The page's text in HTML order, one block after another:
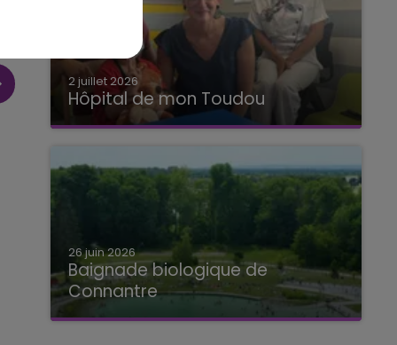
2 juillet 2026
Hôpital de mon Toudou
Hôpital de mon Toudou
26 juin 2026
Baignade biologique de
Connantre
Baignade biologique de Connantre